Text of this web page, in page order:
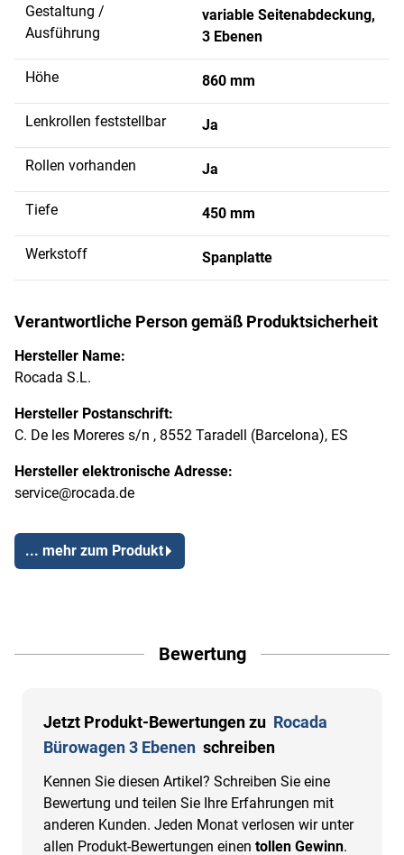
Gestaltung /
Ausführung
variable Seitenabdeckung,
3 Ebenen
Höhe 860 mm
Lenkrollen feststellbar Ja
Rollen vorhanden Ja
Tiefe 450 mm
Werkstoff Spanplatte
Verantwortliche Person gemäß Produktsicherheit
Hersteller Name:
Rocada S.L.
Hersteller Postanschrift:
C. De les Moreres s/n , 8552 Taradell (Barcelona), ES
Hersteller elektronische Adresse:
service@rocada.de
... mehr zum Produkt
Bewertung
Jetzt Produkt-Bewertungen zu Rocada
Bürowagen 3 Ebenen schreiben
Kennen Sie diesen Artikel? Schreiben Sie eine
Bewertung und teilen Sie Ihre Erfahrungen mit
anderen Kunden. Jeden Monat verlosen wir unter
allen Produkt-Bewertungen einen tollen Gewinn.